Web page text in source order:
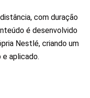
com duração
é desenvolvido
Nestlé, criando um
aplicado.